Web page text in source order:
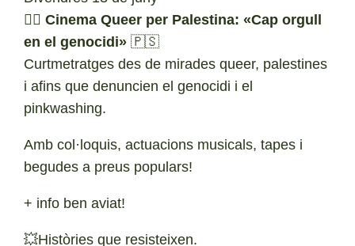
🏳‍🌈Cinema Queer per Palestina: «Cap orgull
en el genocidi» 🇵🇸
Curtmetratges des de mirades queer, palestines
i afins que denuncien el genocidi i el
pinkwashing.
Amb col·loquis, actuacions musicals, tapes i
begudes a preus populars!
+ info ben aviat!
💥Històries que resisteixen.